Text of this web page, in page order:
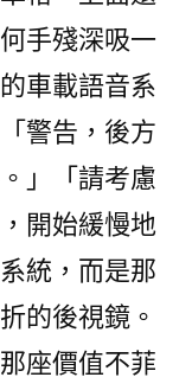
手殘深吸一
車載語音系
警告，後方
」「請考慮
開始緩慢地
統，而是那
的後視鏡。
座價值不菲